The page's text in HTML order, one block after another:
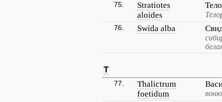
75.
Stratiotes
aloides
76. Swida alba
T
77.
Thalictrum
foetidum